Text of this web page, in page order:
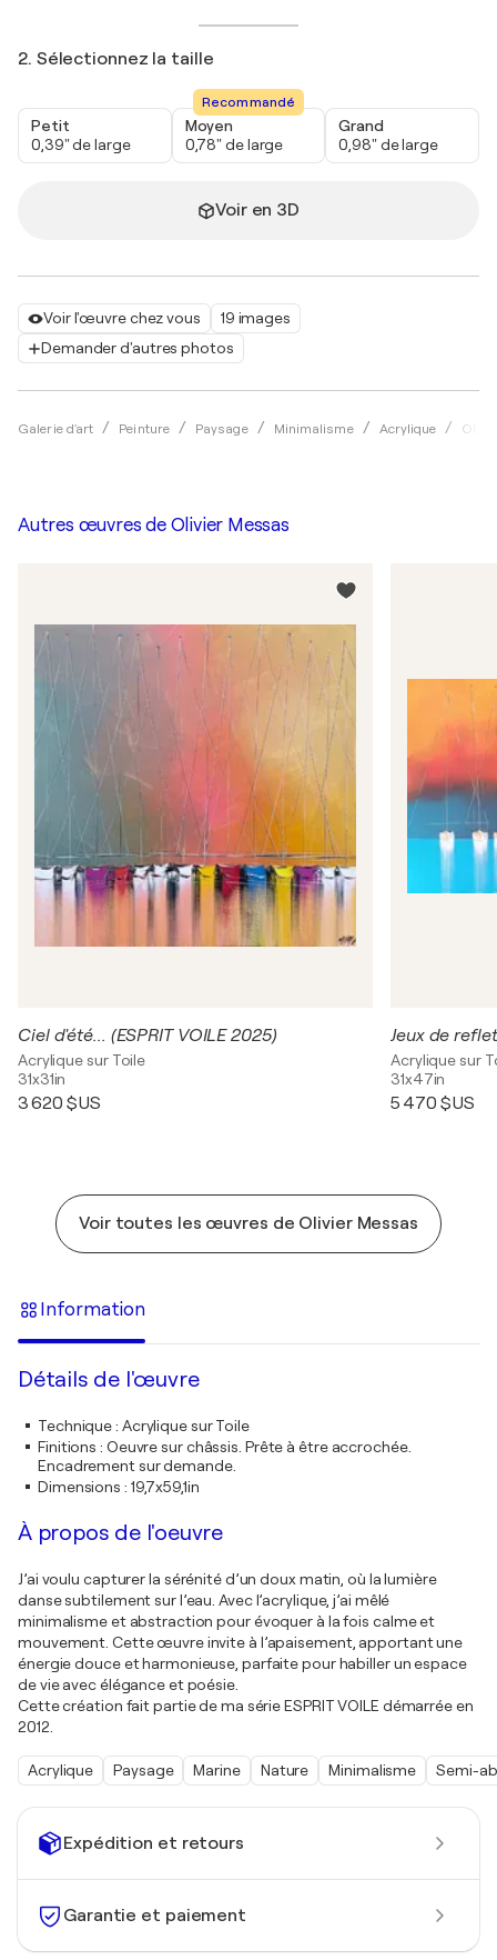
Voir l'œuvre chez vous
19 images
Demander d'autres photos
Galerie d'art Peinture Paysage Minimalisme Acrylique
2. Sélectionnez la taille
Petit
0,39" de large
Recommandé
Moyen
0,78" de large
Grand
0,98" de large
Voir en 3D
Expédition et retours
Garantie et paiement
Autres œuvres de Olivier Messas
Ciel d'été... (ESPRIT VOILE 2025)
Acrylique sur Toile
31x31in
3 620 $US
Jeux de
Acrylique sur
31x47in
5 470 $US
Voir toutes les œuvres de Olivier Messas
Information
Détails de l'œuvre
Technique: Acrylique sur Toile
Finitions : Oeuvre sur châssis. Prête à être accrochée.
Encadrement sur demande.
Dimensions : 19,7x59,1in
À propos de l'oeuvre
J’ai voulu capturer la sérénité d’un doux matin, où la lumière
danse subtilement sur l’eau. Avec l’acrylique, j’ai mêlé
minimalisme et abstraction pour évoquer à la fois calme et
mouvement. Cette œuvre invite à l’apaisement, apportant une
énergie douce et harmonieuse, parfaite pour habiller un espace
de vie avec élégance et poésie.
Cette création fait partie de ma série ESPRIT VOILE démarrée en
2012.
Acrylique Paysage Marine Nature Minimalisme Semi-